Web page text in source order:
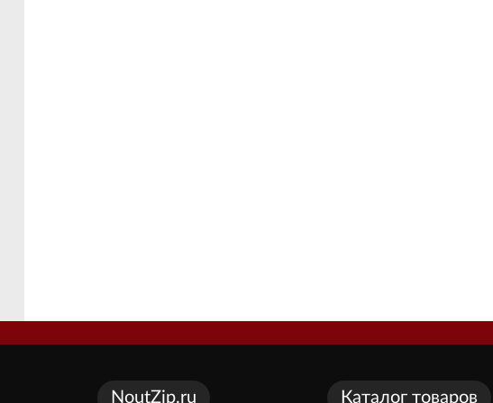
NoutZip.ru Каталог товаров